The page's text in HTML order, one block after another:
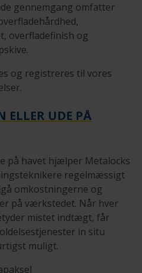
gennemgang omfatter
overfladefinish og
og registreres til vores
ELLER UDE PÅ
på havet hjælper Metalocks
regelmæssigt
omkostningerne og
på værkstedet. Når hver
mistet indtægt, får
in situ
muligt.